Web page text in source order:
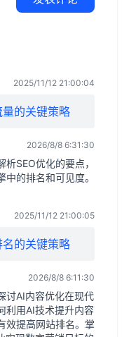
2025/11/12 21:00:04
的关键策略
2026/8/8 6:31:30
SEO优化的要点，
的排名和可见度。
2025/11/12 21:00:05
的关键策略
2026/8/8 6:11:30
讨AI内容优化在现代
利用AI技术提升内容
效提高网站排名。掌